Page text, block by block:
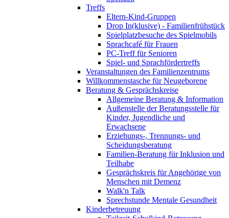
Treffs
Eltern-Kind-Gruppen
Drop In(klusive) - Familienfrühstück
Spielplatzbesuche des Spielmobils
Sprachcafé für Frauen
PC-Treff für Senioren
Spiel- und Sprachfördertreffs
Veranstaltungen des Familienzentrums
Willkommenstasche für Neugeborene
Beratung & Gesprächskreise
Allgemeine Beratung & Information
Außenstelle der Beratungsstelle für
Kinder, Jugendliche und
Erwachsene
Erziehungs-, Trennungs- und
Scheidungsberatung
Familien-Beratung für Inklusion und
Teilhabe
Gesprächskreis für Angehörige von
Menschen mit Demenz
Walk'n Talk
Sprechstunde Mentale Gesundheit
Kinderbetreuung